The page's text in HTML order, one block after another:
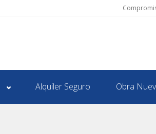
Alquiler Seguro Obra